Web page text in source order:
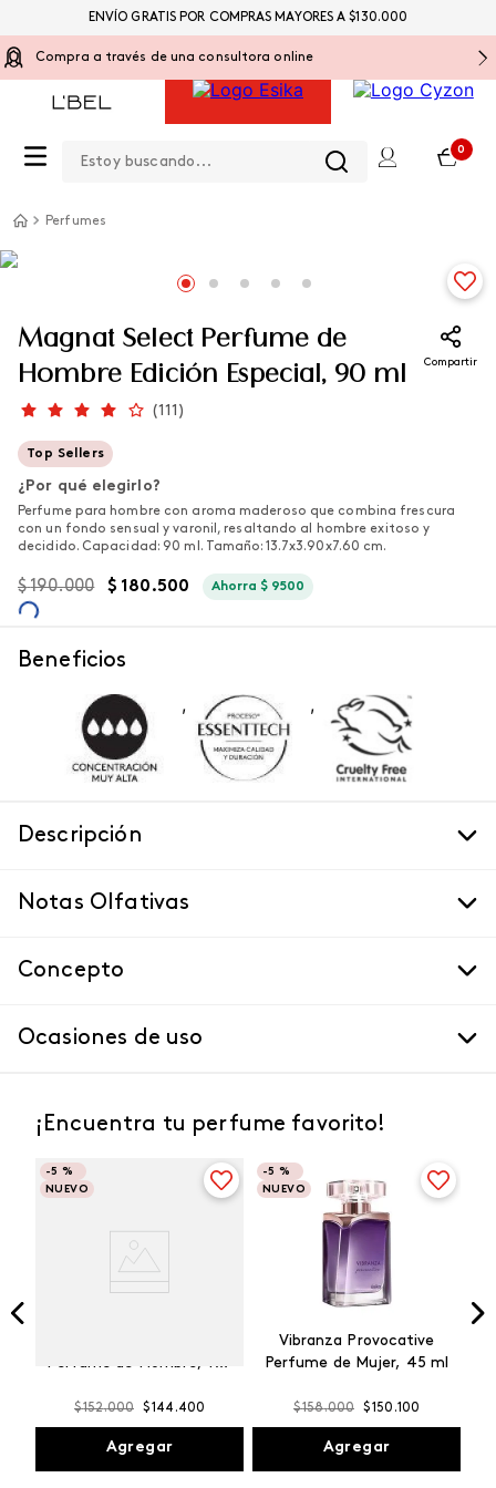
Compra a través de una consultora online
0
ENVÍO GRATIS POR COMPRAS MAYORES A $130.000
Perfumes
Magnat Select Perfume de
Hombre Edición Especial, 90 ml
Compartir
(111 )
Top Sellers
¿Por qué elegirlo?
Perfume para hombre con aroma maderoso que combina frescura
con un fondo sensual y varonil, resaltando al hombre exitoso y
decidido. Capacidad: 90 ml. Tamaño: 13.7x3.90x7.60 cm.
$190.000 $ 180.500 Ahorra$ 9500
Beneficios
,
,
Descripción
Notas Olfativas
Concepto
Ocasiones de uso
¡Encuentra tu perfume favorito!
-5 %
NUEVO
Perfume de Hombre, 100
$152.000 $144 .400
Agregar
-5 %
NUEVO
Vibranza Provocative
Perfume de Mujer, 45 ml
$158.000 $150 .100
Agregar